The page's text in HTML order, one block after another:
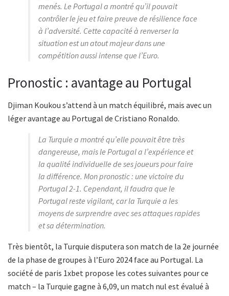
menés. Le Portugal a montré qu’il pouvait
contrôler le jeu et faire preuve de résilience face
à l’adversité. Cette capacité à renverser la
situation est un atout majeur dans une
compétition aussi intense que l’Euro.
Pronostic : avantage au Portugal
Djiman Koukou s’attend à un match équilibré, mais avec un
léger avantage au Portugal de Cristiano Ronaldo.
La Turquie a montré qu’elle pouvait être très
dangereuse, mais le Portugal a l’expérience et
la qualité individuelle de ses joueurs pour faire
la différence. Mon pronostic : une victoire du
Portugal 2-1. Cependant, il faudra que le
Portugal reste vigilant, car la Turquie a les
moyens de surprendre avec ses attaques rapides
et sa détermination.
Très bientôt, la Turquie disputera son match de la 2e journée
de la phase de groupes à l’Euro 2024 face au Portugal. La
société de paris 1xbet propose les cotes suivantes pour ce
match – la Turquie gagne à 6,09, un match nul est évalué à